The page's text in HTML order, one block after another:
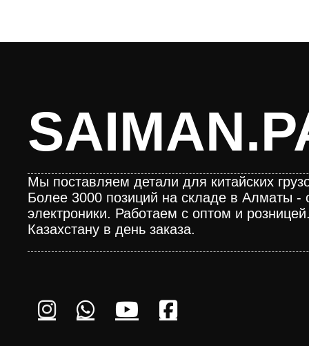
Мы поставляем детали для китайских
Более 3000 позиций на складе в Алматы -
электроники. Работаем с оптом и
Казахстану в день заказа.